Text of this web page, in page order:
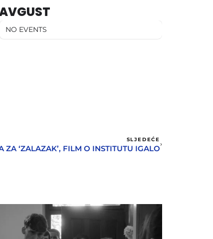
NO EVENTS
SLJEDEĆE
ZA ‘ZALAZAK’, FILM O INSTITUTU IGALO